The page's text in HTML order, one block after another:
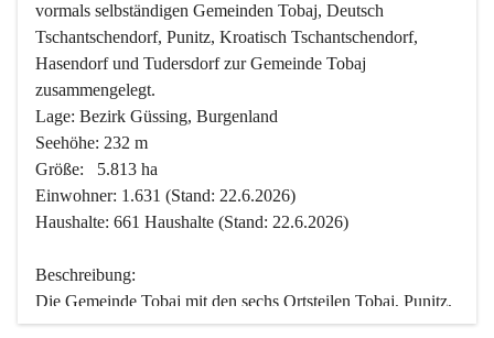
vormals selbständigen Gemeinden Tobaj, Deutsch
Tschantschendorf, Punitz, Kroatisch Tschantschendorf,
Hasendorf und Tudersdorf zur Gemeinde Tobaj
zusammengelegt.
Lage: Bezirk Güssing, Burgenland
Seehöhe: 232 m
Größe:   5.813 ha
Einwohner: 1.631 (Stand: 22.6.2026)
Haushalte: 661 Haushalte (Stand: 22.6.2026)
Beschreibung:
Die Gemeinde Tobaj mit den sechs Ortsteilen Tobaj, Punitz,
Deutsch Tschantschendorf, Kroatisch Tschantschendorf,